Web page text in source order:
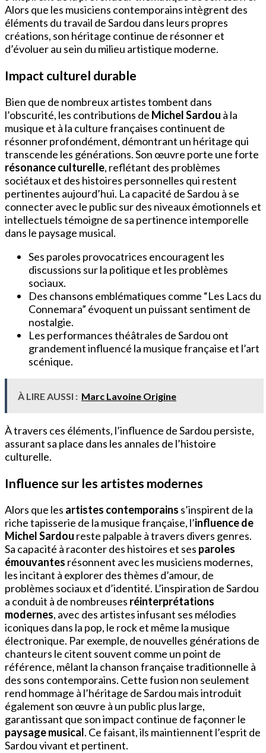
Alors que les musiciens contemporains intègrent des
éléments du travail de Sardou dans leurs propres
créations, son héritage continue de résonner et
d’évoluer au sein du milieu artistique moderne.
Impact culturel durable
Bien que de nombreux artistes tombent dans
l’obscurité, les contributions de Michel Sardou à la
musique et à la culture françaises continuent de
résonner profondément, démontrant un héritage qui
transcende les générations. Son œuvre porte une forte
résonance culturelle, reflétant des problèmes
sociétaux et des histoires personnelles qui restent
pertinentes aujourd’hui. La capacité de Sardou à se
connecter avec le public sur des niveaux émotionnels et
intellectuels témoigne de sa pertinence intemporelle
dans le paysage musical.
Ses paroles provocatrices encouragent les
discussions sur la politique et les problèmes
sociaux.
Des chansons emblématiques comme “Les Lacs du
Connemara” évoquent un puissant sentiment de
nostalgie.
Les performances théâtrales de Sardou ont
grandement influencé la musique française et l’art
scénique.
À LIRE AUSSI : Marc Lavoine Origine
À travers ces éléments, l’influence de Sardou persiste,
assurant sa place dans les annales de l’histoire
culturelle.
Influence sur les artistes modernes
Alors que les artistes contemporains s’inspirent de la
riche tapisserie de la musique française, l’influence de
Michel Sardou reste palpable à travers divers genres.
Sa capacité à raconter des histoires et ses paroles
émouvantes résonnent avec les musiciens modernes,
les incitant à explorer des thèmes d’amour, de
problèmes sociaux et d’identité. L’inspiration de Sardou
a conduit à de nombreuses réinterprétations
modernes, avec des artistes infusant ses mélodies
iconiques dans la pop, le rock et même la musique
électronique. Par exemple, de nouvelles générations de
chanteurs le citent souvent comme un point de
référence, mêlant la chanson française traditionnelle à
des sons contemporains. Cette fusion non seulement
rend hommage à l’héritage de Sardou mais introduit
également son œuvre à un public plus large,
garantissant que son impact continue de façonner le
paysage musical. Ce faisant, ils maintiennent l’esprit de
Sardou vivant et pertinent.